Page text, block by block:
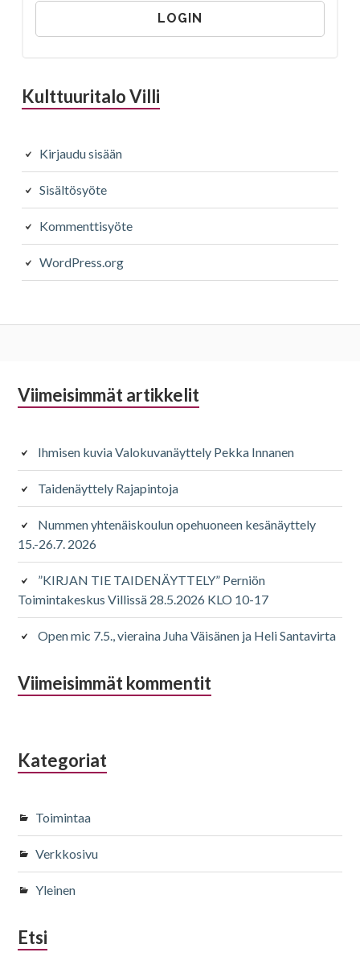
Kulttuuritalo Villi
Kirjaudu sisään
Sisältösyöte
Kommenttisyöte
WordPress.org
Alapalkin
Viimeisimmät artikkelit
Ihmisen kuvia Valokuvanäyttely Pekka Innanen
Taidenäyttely Rajapintoja
Nummen yhtenäiskoulun opehuoneen kesänäyttely
15.-26.7. 2026
”KIRJAN TIE TAIDENÄYTTELY” Perniön
Toimintakeskus Villissä 28.5.2026 KLO 10-17
Open mic 7.5., vieraina Juha Väisänen ja Heli Santavirta
Viimeisimmät kommentit
Kategoriat
Toimintaa
Verkkosivu
Yleinen
Etsi